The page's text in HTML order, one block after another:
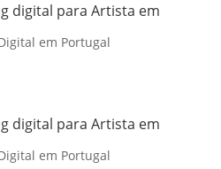
digital para Artista em
em Portugal
digital para Artista em
em Portugal